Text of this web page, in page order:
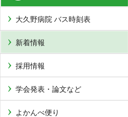
大久野病院 バス時刻表
新着情報
採用情報
学会発表・論文など
よかんべ便り